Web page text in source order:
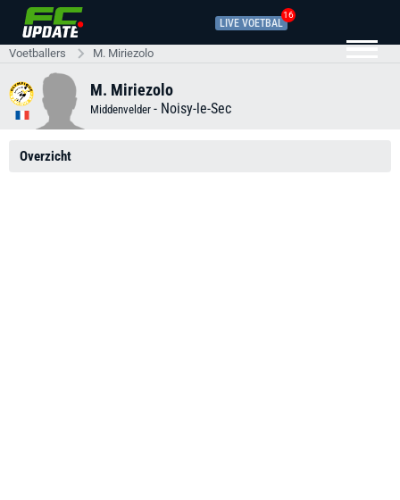
LIVE VOETBAL
16
Voetballers M. Miriezolo
M. Miriezolo
Middenvelder - Noisy-le-Sec
Overzicht